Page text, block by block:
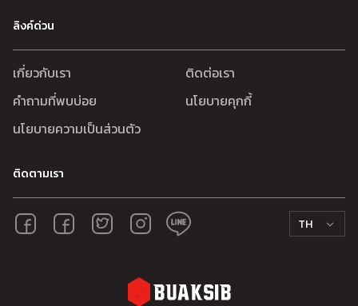
ลิงค์ด่วน
เกี่ยวกับเรา
ติดต่อเรา
คำถามที่พบบ่อย
นโยบายคุกกี้
นโยบายความเป็นส่วนตัว
ติดตามเรา
TH